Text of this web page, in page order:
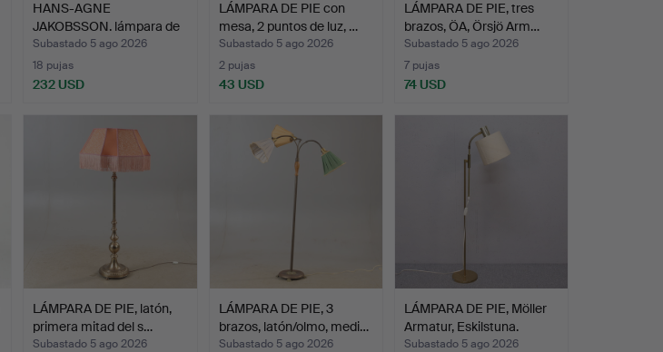
HANS-AGNE
JAKOBSSON. lámpara de
pie, mader…
Subastado 5 ago 2026
18 pujas
232 USD
LÁMPARA DE PIE con
mesa, 2 puntos de luz, …
Subastado 5 ago 2026
2 pujas
43 USD
LÁMPARA DE PIE, tres
brazos, ÖA, Örsjö Arm…
Subastado 5 ago 2026
7 pujas
74 USD
LÁMPARA DE PIE, latón,
primera mitad del s…
Subastado 5 ago 2026
LÁMPARA DE PIE, 3
brazos, latón/olmo, medi…
Subastado 5 ago 2026
LÁMPARA DE PIE, Möller
Armatur, Eskilstuna.
Subastado 5 ago 2026